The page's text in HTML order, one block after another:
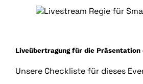
Liveübertragung für die Präsentation
Unsere Checkliste für dieses